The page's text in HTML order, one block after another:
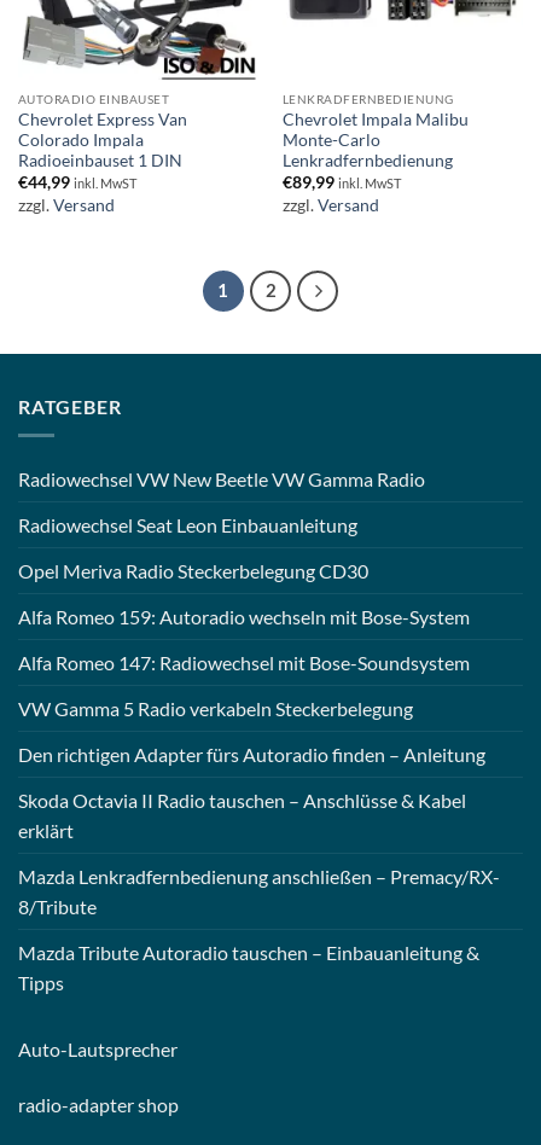
AUTORADIO EINBAUSET
Chevrolet Express Van
Colorado Impala
Radioeinbauset 1 DIN
€44,99 inkl. MwST
zzgl.Versand
LENKRADFERNBEDIENUNG
Chevrolet Impala Malibu
Monte-Carlo
Lenkradfernbedienung
€89,99 inkl. MwST
zzgl.Versand
1 2
RATGEBER
Radiowechsel VW New Beetle VW Gamma Radio
Radiowechsel Seat Leon Einbauanleitung
Opel Meriva Radio Steckerbelegung CD30
Alfa Romeo 159: Autoradio wechseln mit Bose-System
Alfa Romeo 147: Radiowechsel mit Bose-Soundsystem
VW Gamma 5 Radio verkabeln Steckerbelegung
Den richtigen Adapter fürs Autoradio finden – Anleitung
Skoda Octavia II Radio tauschen – Anschlüsse & Kabel
erklärt
Mazda Lenkradfernbedienung anschließen – Premacy/RX-
8/Tribute
Mazda Tribute Autoradio tauschen – Einbauanleitung &
Tipps
Auto-Lautsprecher
radio-adapter shop